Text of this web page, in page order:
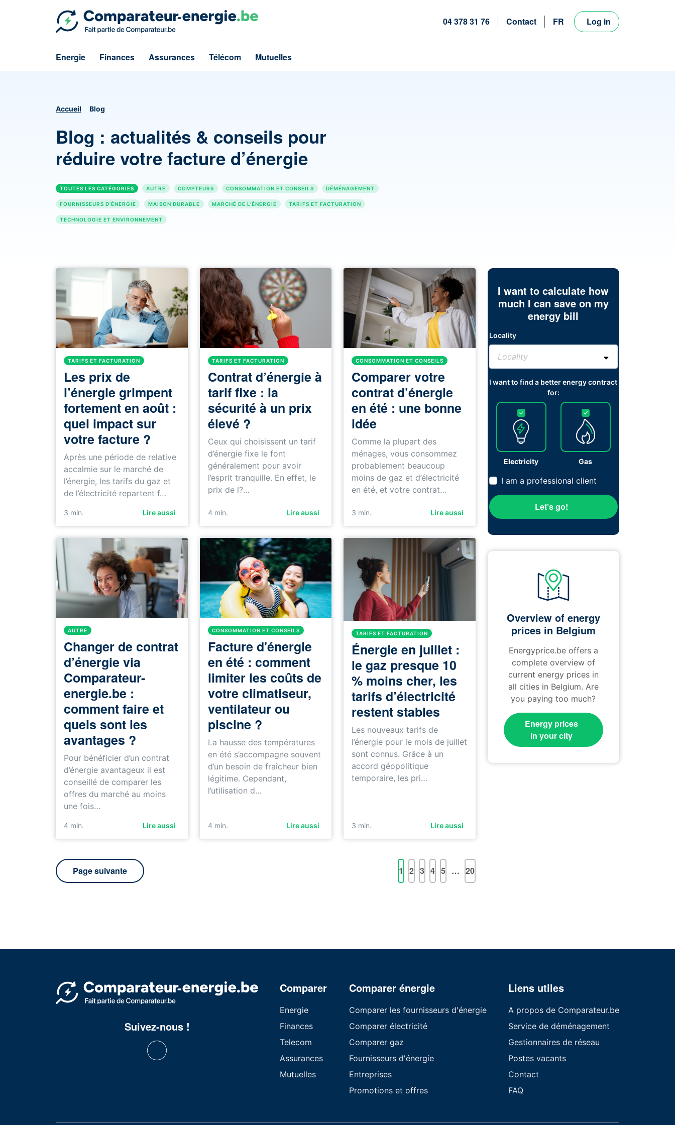
04 378 31 76 Contact
FR
Log in
Energie Finances Assurances Télécom Mutuelles
Accueil Blog
Blog : actualités & conseils pour
réduire votre facture d’énergie
TOUTES LES CATÉGORIES AUTRE COMPTEURS CONSOMMATION ET CONSEILS DÉMÉNAGEMENT
FOURNISSEURS D'ÉNERGIE MAISON DURABLE MARCHÉ DE L'ÉNERGIE TARIFS ET FACTURATION
TECHNOLOGIE ET ENVIRONNEMENT
TARIFS ET FACTURATION
Les prix de
l’énergie grimpent
fortement en août :
quel impact sur
votre facture ?
Après une période de relative
accalmie sur le marché de
l’énergie, les tarifs du gaz et
de l’électricité repartent f…
3 min. Lire aussi
TARIFS ET FACTURATION
Contrat d’énergie à
tarif fixe : la
sécurité à un prix
élevé ?
Ceux qui choisissent un tarif
d’énergie fixe le font
généralement pour avoir
l’esprit tranquille. En effet, le
prix de l?…
4 min. Lire aussi
CONSOMMATION ET CONSEILS
Comparer votre
contrat d’énergie
en été : une bonne
idée
Comme la plupart des
ménages, vous consommez
probablement beaucoup
moins de gaz et d’électricité
en été, et votre contrat…
3 min. Lire aussi
AUTRE
Changer de contrat
d’énergie via
Comparateur-
energie.be :
comment faire et
quels sont les
avantages ?
Pour bénéficier d’un contrat
d’énergie avantageux il est
conseillé de comparer les
offres du marché au moins
une fois…
4 min. Lire aussi
CONSOMMATION ET CONSEILS
Facture d'énergie
en été : comment
limiter les coûts de
votre climatiseur,
ventilateur ou
piscine ?
La hausse des températures
en été s’accompagne souvent
d’un besoin de fraîcheur bien
légitime. Cependant,
l’utilisation d…
4 min. Lire aussi
TARIFS ET FACTURATION
Énergie en juillet :
le gaz presque 10
% moins cher, les
tarifs d’électricité
restent stables
Les nouveaux tarifs de
l’énergie pour le mois de juillet
sont connus. Grâce à un
accord géopolitique
temporaire, les pri…
3 min. Lire aussi
Page suivante 1 2 3 4 5 … 20
I want to calculate how
much I can save on my
energy bill
Locality
I want to find a better energy contract
for:
Electricity Gas
I am a professional client
Let’s go!
Overview of energy
prices in Belgium
Energyprice.be offers a
complete overview of
current energy prices in
all cities in Belgium. Are
you paying too much?
Energy prices
in your city
Suivez-nous !
Comparer
Energie
Finances
Telecom
Assurances
Mutuelles
Comparer énergie
Comparer les fournisseurs d'énergie
Comparer électricité
Comparer gaz
Fournisseurs d'énergie
Entreprises
Promotions et offres
Liens utiles
A propos de Comparateur.be
Service de déménagement
Gestionnaires de réseau
Postes vacants
Contact
FAQ